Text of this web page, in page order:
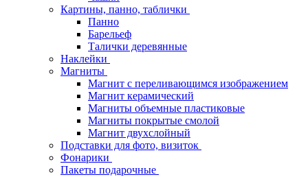
Картины, панно, таблички
Панно
Барельеф
Талички деревянные
Наклейки
Магниты
Магнит с переливающимся изображением
Магнит керамический
Магниты объемные пластиковые
Магниты покрытые смолой
Магнит двухслойный
Подставки для фото, визиток
Фонарики
Пакеты подарочные